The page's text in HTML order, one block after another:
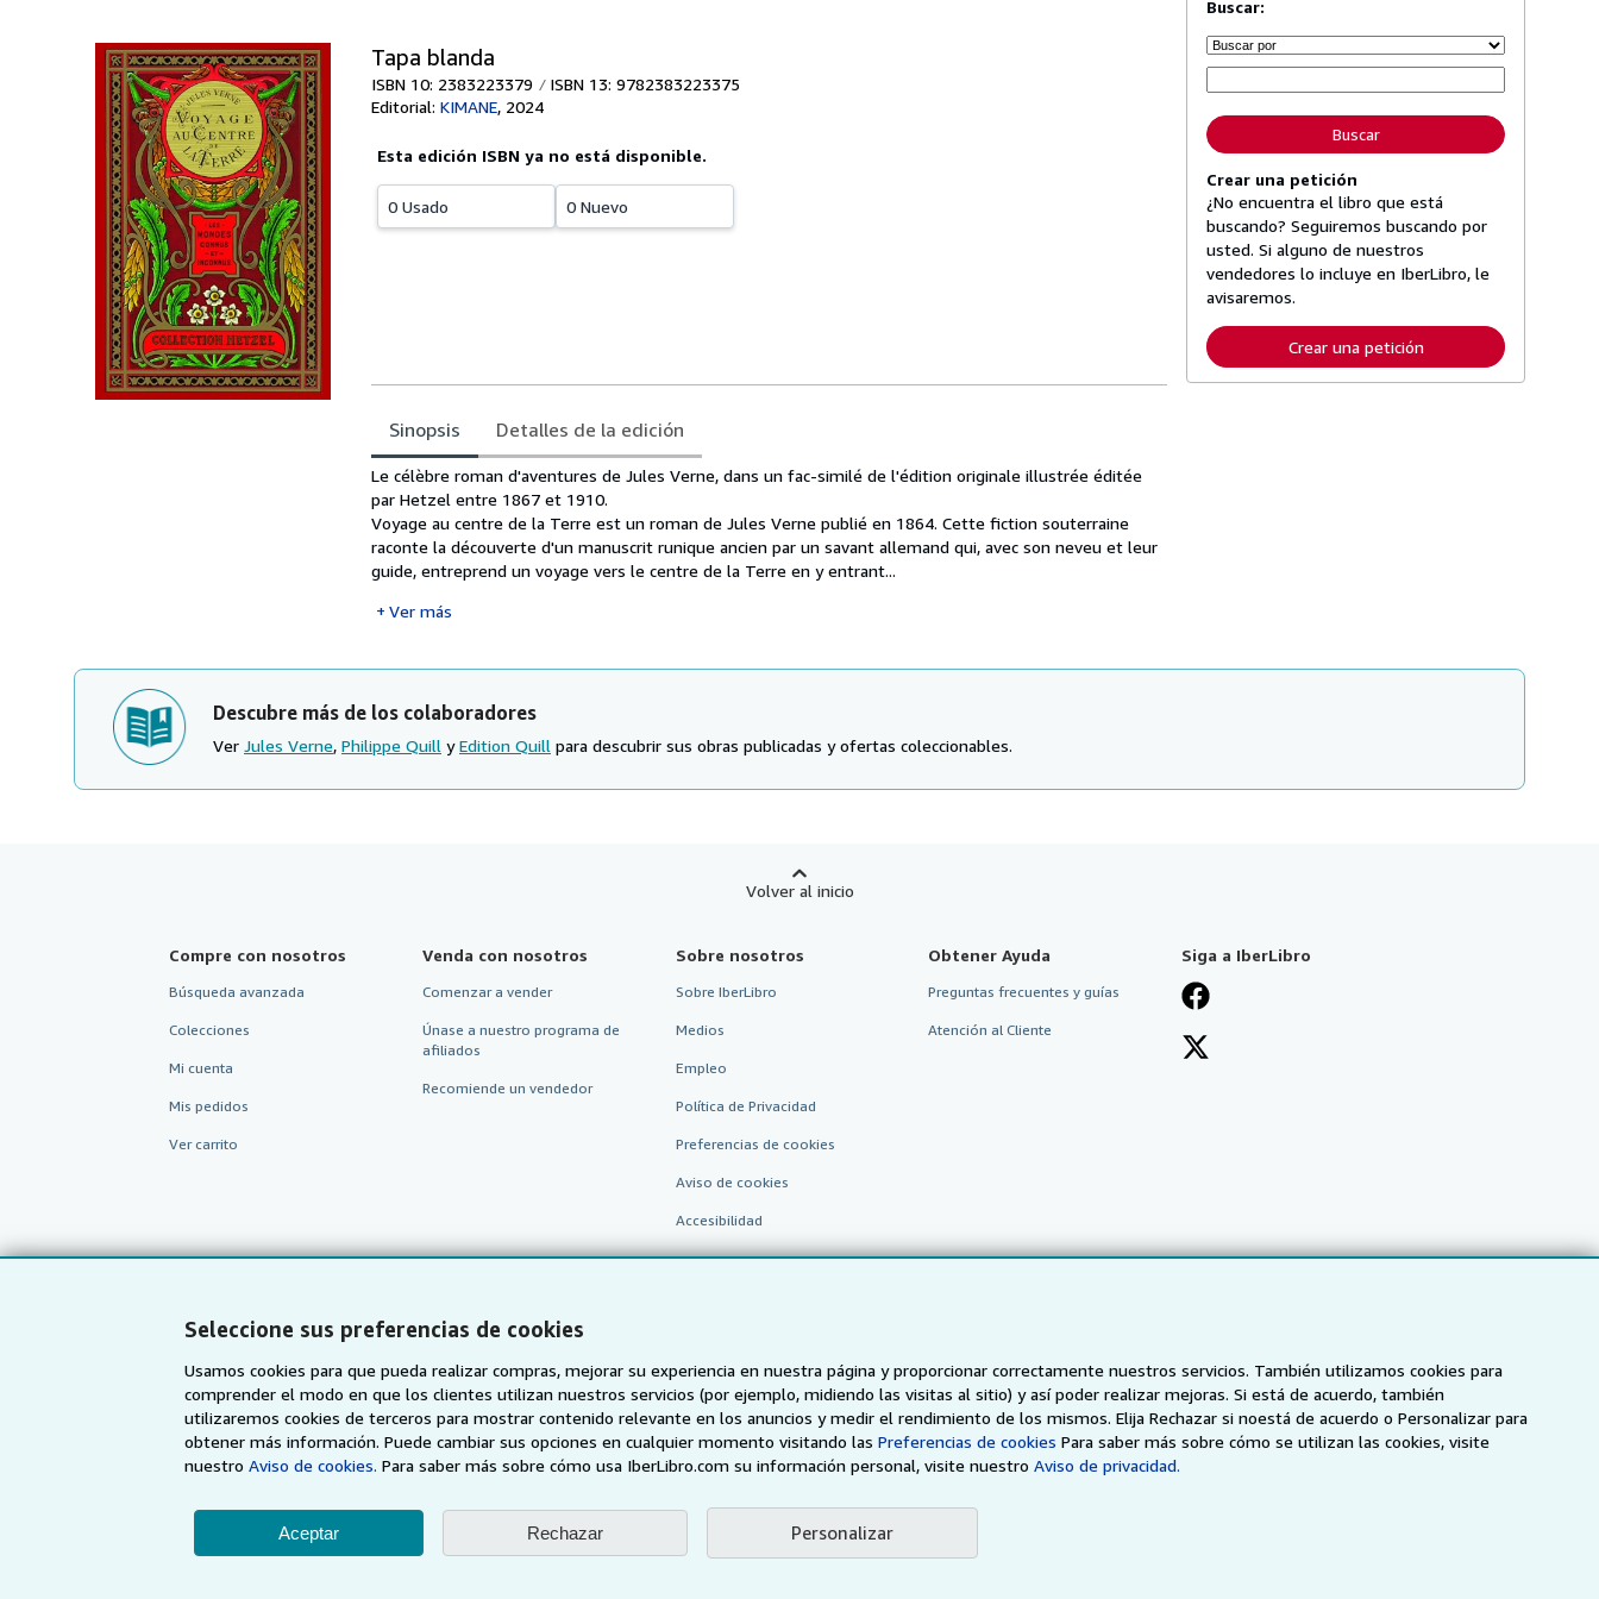
Seleccione sus preferencias de cookies
Usamos cookies para que pueda realizar compras, mejorar su experiencia en nuestra página y proporcionar correctamente nuestros servicios. También utilizamos cookies para
comprender el modo en que los clientes utilizan nuestros servicios (por ejemplo, midiendo las visitas al sitio) y así poder realizar mejoras. Si está de acuerdo, también
utilizaremos cookies de terceros para mostrar contenido relevante en los anuncios y medir el rendimiento de los mismos. Elija Rechazar si noestá de acuerdo o Personalizar para
obtener más información. Puede cambiar sus opciones en cualquier momento visitando las Preferencias de cookies Para saber más sobre cómo se utilizan las cookies, visite
nuestroAviso de cookies. Para saber más sobre cómo usa IberLibro.com su información personal, visite nuestroAviso de privacidad.
Aceptar Rechazar Personalizar
Tapa blanda
ISBN 10: 2383223379
ISBN 13: 9782383223375
Editorial: KIMANE, 2024
Esta edición ISBN ya no está disponible.
0 Usado 0 Nuevo
Sinopsis Detalles de la edición
Sinopsis
Le célèbre roman d'aventures de Jules Verne, dans un fac-similé de l'édition originale illustrée éditée
par Hetzel entre 1867 et 1910.
Voyage au centre de la Terre est un roman de Jules Verne publié en 1864. Cette fiction souterraine
raconte la découverte d'un manuscrit runique ancien par un savant allemand qui, avec son neveu et leur
guide, entreprend un voyage vers le centre de la Terre en y entrant...
Ver más
Buscar:
Buscar
Crear una petición
¿No encuentra el libro que está
buscando? Seguiremos buscando por
usted. Si alguno de nuestros
vendedores lo incluye en IberLibro, le
avisaremos.
Crear una petición
Descubre más de los colaboradores
Ver Jules Verne, Philippe Quill yEdition Quill para descubrir sus obras publicadas y ofertas coleccionables.
Volver al inicio
Compre con nosotros
Búsqueda avanzada
Colecciones
Mi cuenta
Mis pedidos
Ver carrito
Venda con nosotros
Comenzar a vender
Únase a nuestro programa de
afiliados
Recomiende un vendedor
Sobre nosotros
Sobre IberLibro
Medios
Empleo
Política de Privacidad
Preferencias de cookies
Aviso de cookies
Accesibilidad
Obtener Ayuda
Preguntas frecuentes y guías
Atención al Cliente
Siga a IberLibro
AbeBooks.com AbeBooks.co.uk AbeBooks.de AbeBooks.fr AbeBooks.it AbeBooks Aus/NZ AbeBooks.ca ZVAB.com
BookFinder.com
Utilizando la página web, usted confirma que ha leído, entendido y acepta